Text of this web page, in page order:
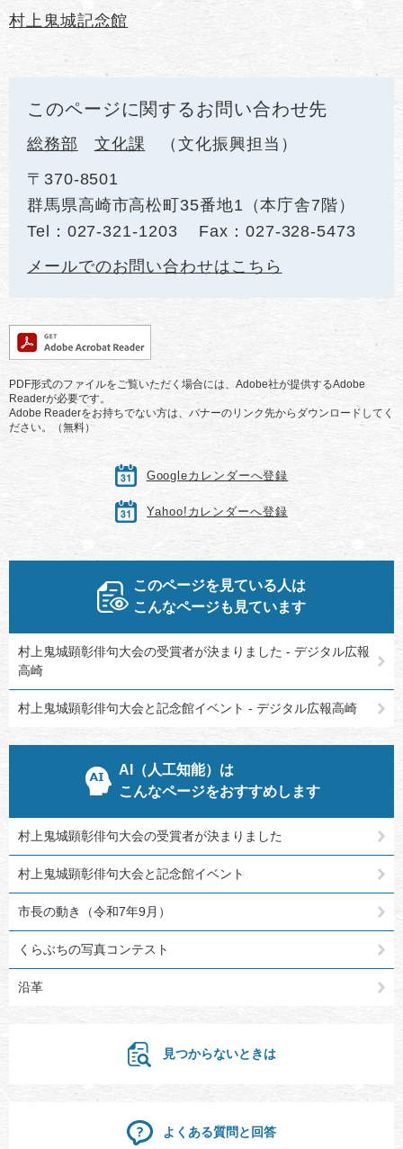
村上鬼城記念館
このページに関するお問い合わせ先
総務部 文化課
文化振興担当
〒370-8501
群馬県高崎市高松町35番地1（本庁舎7階）
Tel：027-321-1203
Fax：027-328-5473
メールでのお問い合わせはこちら
PDF形式のファイルをご覧いただく場合には、Adobe社が提供するAdobe
Readerが必要です。
Adobe Readerをお持ちでない方は、バナーのリンク先からダウンロードしてく
ださい。（無料）
Googleカレンダーへ登録
Yahoo!カレンダーへ登録
このページを見ている人は
こんなページも見ています
村上鬼城顕彰俳句大会の受賞者が決まりました - デジタル広報
高崎
村上鬼城顕彰俳句大会と記念館イベント - デジタル広報高崎
AI（人工知能）は
こんなページをおすすめします
村上鬼城顕彰俳句大会の受賞者が決まりました
村上鬼城顕彰俳句大会と記念館イベント
市長の動き（令和7年9月）
くらぶちの写真コンテスト
沿革
見つからないときは
よくある質問と回答